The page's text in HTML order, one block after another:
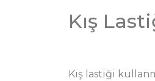
Kış
Kış lastiği